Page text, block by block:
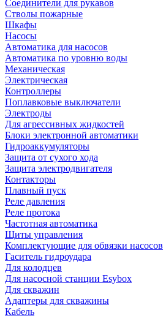
Соединители для рукавов
Стволы пожарные
Шкафы
Насосы
Автоматика для насосов
Автоматика по уровню воды
Механическая
Электрическая
Контроллеры
Поплавковые выключатели
Электроды
Для агрессивных жидкостей
Блоки электронной автоматики
Гидроаккумуляторы
Защита от сухого хода
Защита электродвигателя
Контакторы
Плавный пуск
Реле давления
Реле протока
Частотная автоматика
Щиты управления
Комплектующие для обвязки насосов
Гаситель гидроудара
Для колодцев
Для насосной станции Esybox
Для скважин
Адаптеры для скважины
Кабель